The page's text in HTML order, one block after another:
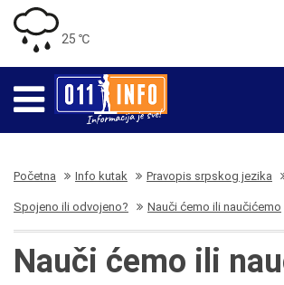
25 ℃
Početna Info kutak Pravopis srpskog jezika
Spojeno ili odvojeno? Nauči ćemo ili naučićemo
Nauči ćemo ili